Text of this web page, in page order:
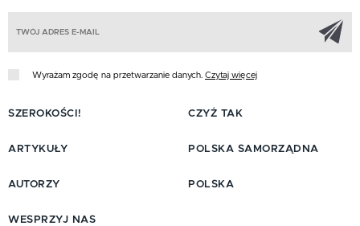
Wyrażam zgodę na przetwarzanie danych. Czytaj więcej
SZEROKOŚCI!
ARTYKUŁY
AUTORZY
CZYŻ TAK
POLSKA SAMORZĄDNA
POLSKA
WESPRZYJ NAS